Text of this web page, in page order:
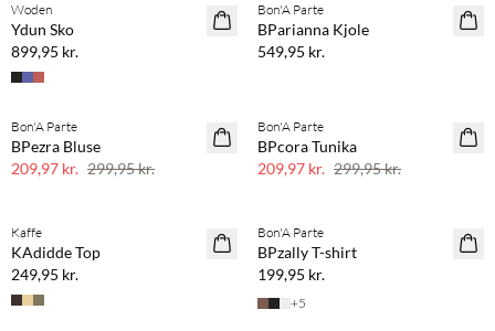
NYHED
Woden
Ydun Sko
899,95 kr.
NYHED
Bon'A Parte
BParianna Kjole
549,95 kr.
SAVE20
Bon'A Parte
BPezra Bluse
209,97 kr. 299,95 kr.
SAVE20
Bon'A Parte
BPcora Tunika
209,97 kr. 299,95 kr.
NYHED
Kaffe
KAdidde Top
249,95 kr.
NYHED
Bon'A Parte
BPzally T-shirt
199,95 kr.
+5